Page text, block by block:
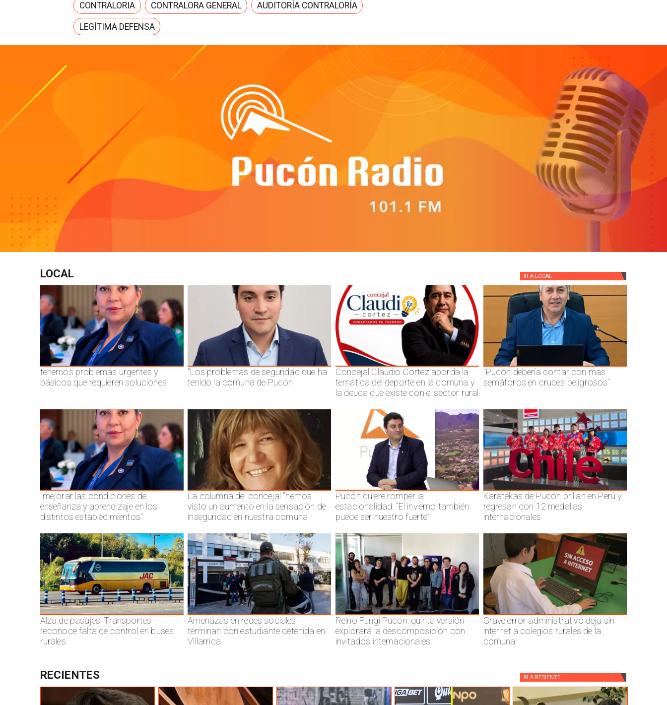
CONTRALORIA CONTRALORA GENERAL AUDITORÍA CONTRALORÍA
LEGÍTIMA DEFENSA
LOCAL IR A LOCAL
tenemos problemas urgentes y
básicos que requieren soluciones
"Los problemas de seguridad que ha
tenido la comuna de Pucón"
Concejal Claudio Cortez aborda la
temática del deporte en la comuna y
la deuda que existe con el sector rural
"Pucón debería contar con mas
semáforos en cruces peligrosos"
"mejorar las condiciones de
enseñanza y aprendizaje en los
distintos establecimientos"
La columna del concejal "hemos
visto un aumento en la sensación de
inseguridad en nuestra comuna"
Pucón quiere romper la
estacionalidad: “El invierno también
puede ser nuestro fuerte”
Karatekas de Pucón brillan en Perú y
regresan con 12 medallas
internacionales
Alza de pasajes: Transportes
reconoce falta de control en buses
rurales
Amenazas en redes sociales
terminan con estudiante detenida en
Villarrica
Reino Fungi Pucón: quinta versión
explorará la descomposición con
invitados internacionales
Grave error administrativo deja sin
internet a colegios rurales de la
comuna
RECIENTES IR A RECIENTE